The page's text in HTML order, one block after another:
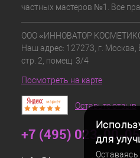
для
частных мастеров №1. Все
ООО «ИННОВАТОР
Наш адрес: 127273, г. Москва,
стр. 2, помещ. 3/4
Посмотреть на карте
Оставьте отзыв
+7 (495) 023-00-05